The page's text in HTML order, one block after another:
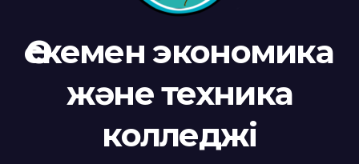
Өскемен экономика
және техника
колледжі